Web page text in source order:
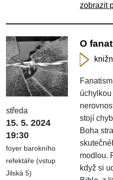
zobrazit
středa
15. 5. 2024
19:30
foyer barokního
refektáře (vstup
Jilská 5)
O
stojí
Boha
modlou.
když si